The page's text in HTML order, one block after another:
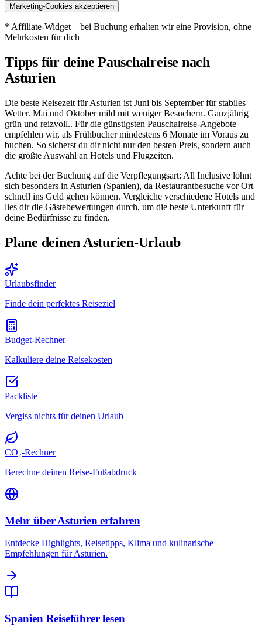
Marketing-Cookies akzeptieren
* Affiliate-Widget – bei Buchung erhalten wir eine Provision, ohne
Mehrkosten für dich
Tipps für deine Pauschalreise nach
Asturien
Die beste Reisezeit für Asturien ist Juni bis September für stabiles
Wetter. Mai und Oktober mild mit weniger Besuchern. Ganzjährig
grün und reizvoll.. Für die günstigsten Pauschalreise-Angebote
empfehlen wir, als Frühbucher mindestens 6 Monate im Voraus zu
buchen. So sicherst du dir nicht nur den besten Preis, sondern auch
die größte Auswahl an Hotels und Flugzeiten.
Achte bei der Buchung auf die Verpflegungsart: All Inclusive lohnt
sich besonders in Asturien (Spanien), da Restaurantbesuche vor Ort
schnell ins Geld gehen können. Vergleiche verschiedene Hotels und
lies dir die Gästebewertungen durch, um die beste Unterkunft für
deine Bedürfnisse zu finden.
Plane deinen Asturien-Urlaub
Urlaubsfinder
Finde dein perfektes Reiseziel
Budget-Rechner
Kalkuliere deine Reisekosten
Packliste
Vergiss nichts für deinen Urlaub
CO₂-Rechner
Berechne deinen Reise-Fußabdruck
Mehr über Asturien erfahren
Entdecke Highlights, Reisetipps, Klima und kulinarische
Empfehlungen für Asturien.
Spanien Reiseführer lesen